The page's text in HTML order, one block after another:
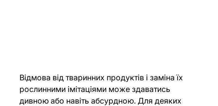
Відмова від тваринних продуктів і заміна їх
рослинними імітаціями може здаватись
дивною або навіть абсурдною. Для деяких